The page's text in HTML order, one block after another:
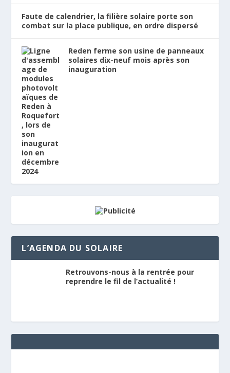
Faute de calendrier, la filière solaire porte son
combat sur la place publique, en ordre dispersé
Reden ferme son usine de panneaux
solaires dix-neuf mois après son
inauguration
L’AGENDA DU SOLAIRE
Retrouvons-nous à la rentrée pour
reprendre le fil de l’actualité !